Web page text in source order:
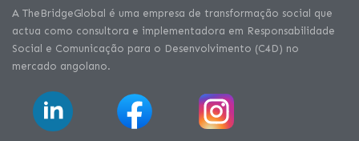
A TheBridgeGlobal é uma empresa de transformação social que
actua como consultora e implementadora em Responsabilidade
Social e Comunicação para o Desenvolvimento (C4D) no
mercado angolano.